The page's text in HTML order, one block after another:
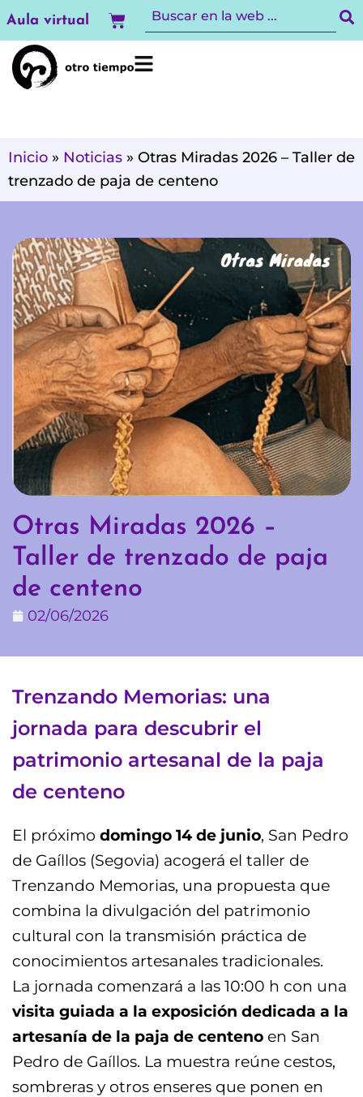
al
contenido
Aula virtual Carrito
Inicio » Noticias » Otras Miradas 2026 – Taller de
trenzado de paja de centeno
Otras Miradas 2026 –
Taller de trenzado de paja
de centeno
02/06/2026
Trenzando Memorias: una
jornada para descubrir el
patrimonio artesanal de la paja
de centeno
El próximo domingo 14 de junio, San Pedro
de Gaíllos (Segovia) acogerá el taller de
Trenzando Memorias, una propuesta que
combina la divulgación del patrimonio
cultural con la transmisión práctica de
conocimientos artesanales tradicionales.
La jornada comenzará a las 10:00 h con una
visita guiada a la exposición dedicada a la
artesanía de la paja de centeno en San
Pedro de Gaíllos. La muestra reúne cestos,
sombreras y otros enseres que ponen en